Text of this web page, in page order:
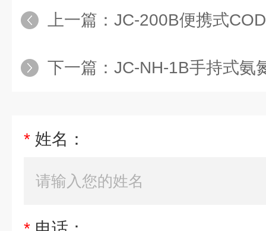
上一篇： JC-200B便携式
下一篇： JC-NH-1B手持式氨
* 姓名：